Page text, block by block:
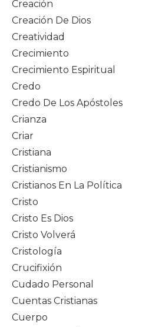
Creación
Creación De Dios
Creatividad
Crecimiento
Crecimiento Espiritual
Credo
Credo De Los Apóstoles
Crianza
Criar
Cristiana
Cristianismo
Cristianos En La Política
Cristo
Cristo Es Dios
Cristo Volverá
Cristología
Crucifixión
Cudado Personal
Cuentas Cristianas
Cuerpo